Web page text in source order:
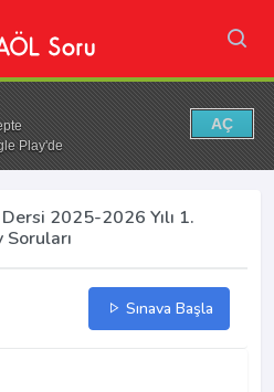
Play'de
AÇ
2025-2026 Yılı 1.
Soruları
Sınava Başla